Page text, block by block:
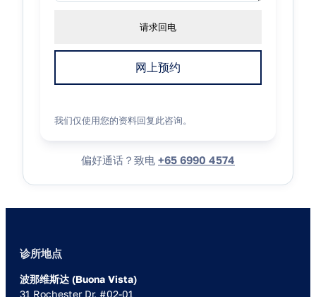
请求回电
网上预约
我们仅使用您的资料回复此咨询。
偏好通话？致电 +65 6990 4574
诊所地点
波那维斯达 (Buona Vista)
31 Rochester Dr, #02-01